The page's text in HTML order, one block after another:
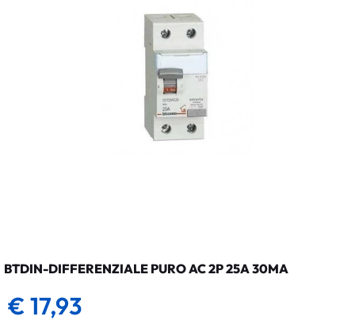
BTDIN-DIFFERENZIALE PURO AC 2P 25A 30MA
€ 17,93